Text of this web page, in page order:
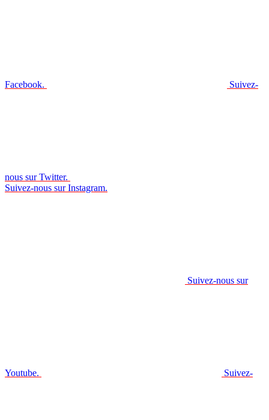
Facebook. Suivez-
nous sur Twitter.
Suivez-nous sur Instagram.
Suivez-nous sur
Youtube. Suivez-